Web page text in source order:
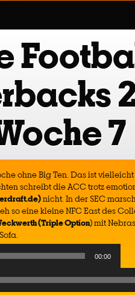
7
ohne Big Ten. Das ist
schreibt die ACC trotz
nicht. In der SEC
so eine kleine NFC East des
(Triple Option) mit
00:00